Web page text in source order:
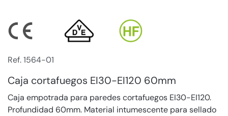
Ref. 1564-01
Caja cortafuegos EI30-EI120 60mm
Caja empotrada para paredes cortafuegos EI30-EI120.
Profundidad 60mm. Material intumescente para sellado